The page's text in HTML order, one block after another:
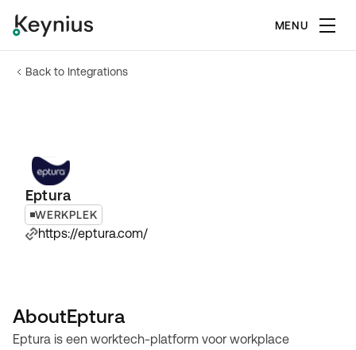
MENU
Back to Integrations
Eptura
WERKPLEK
https://eptura.com/
AboutEptura
Eptura is een worktech-platform voor workplace